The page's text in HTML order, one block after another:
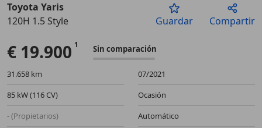
Anterior
Toyota Yaris
120H 1.5 Style
Guardar Compartir
€ 19.900 Sin comparación
31.658 km
07/2021
85 kW (116 CV)
Ocasión
- (Propietarios)
Automático